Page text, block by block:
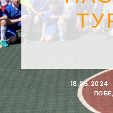
18.05.2024